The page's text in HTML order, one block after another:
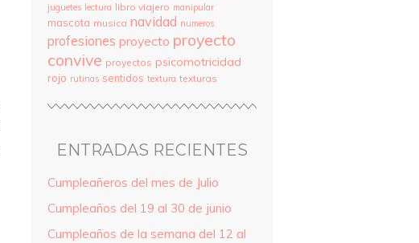
juguetes lectura libro viajero manipular
mascota musica navidad numeros
profesiones proyecto proyecto
convive proyectos psicomotricidad
rojo rutinas sentidos textura texturas
ENTRADAS RECIENTES
Cumpleañeros del mes de Julio
Cumpleaños del 19 al 30 de junio
Cumpleaños de la semana del 12 al